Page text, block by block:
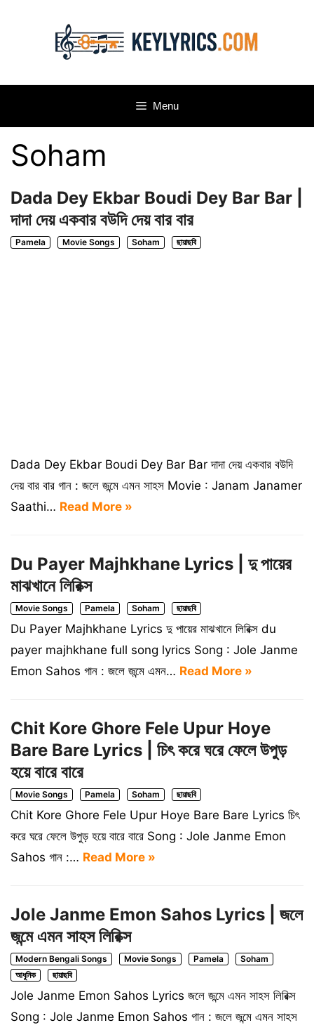
Menu
Soham
Dada Dey Ekbar Boudi Dey Bar Bar |
দাদা দেয় একবার বউদি দেয় বার বার
Pamela Movie Songs Soham ছায়াছবি
Dada Dey Ekbar Boudi Dey Bar Bar দাদা দেয় একবার বউদি
দেয় বার বার গান : জলে জন্মে এমন সাহস Movie : Janam Janamer
Saathi… Read More »
Du Payer Majhkhane Lyrics | দু পায়ের
মাঝখানে লিরিক্স
Movie Songs Pamela Soham ছায়াছবি
Du Payer Majhkhane Lyrics দু পায়ের মাঝখানে লিরিক্স du
payer majhkhane full song lyrics Song : Jole Janme
Emon Sahos গান : জলে জন্মে এমন… Read More »
Chit Kore Ghore Fele Upur Hoye
Bare Bare Lyrics | চিৎ করে ঘরে ফেলে উপুড়
হয়ে বারে বারে
Movie Songs Pamela Soham ছায়াছবি
Chit Kore Ghore Fele Upur Hoye Bare Bare Lyrics চিৎ
করে ঘরে ফেলে উপুড় হয়ে বারে বারে Song : Jole Janme Emon
Sahos গান :… Read More »
Jole Janme Emon Sahos Lyrics | জলে
জন্মে এমন সাহস লিরিক্স
Modern Bengali Songs Movie Songs Pamela
Soham
আধুনিক
ছায়াছবি
Jole Janme Emon Sahos Lyrics জলে জন্মে এমন সাহস লিরিক্স
Song : Jole Janme Emon Sahos গান : জলে জন্মে এমন সাহস